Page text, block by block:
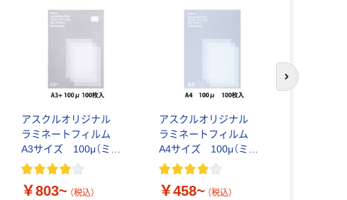
アスクルオリジナル
ラミネートフィルム
A3サイズ 100μ（ミク
ロン）
￥803~ （税込）
アスクルオリジナル
ラミネートフィルム
A4サイズ 100μ（ミク
ロン）
￥458~ （税込）
次のスライド